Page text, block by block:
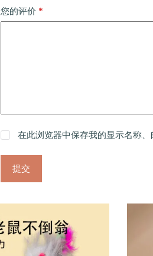
您的评价 *
在此浏览器中保存我的显示名称
提交